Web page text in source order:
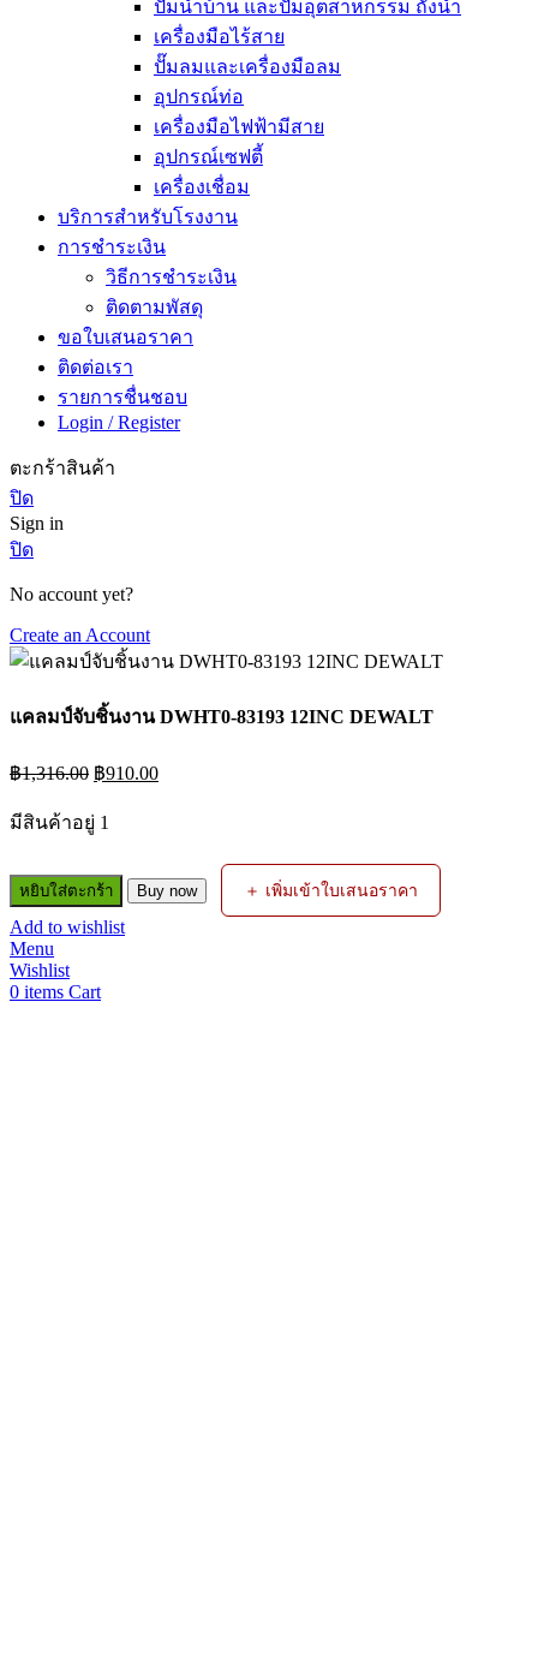
ปั๊มน้ำบ้าน และปั๊มอุตสาหกรรม ถังน้ำ
เครื่องมือไร้สาย
ปั๊มลมและเครื่องมือลม
อุปกรณ์ท่อ
เครื่องมือไฟฟ้ามีสาย
อุปกรณ์เซฟตี้
เครื่องเชื่อม
บริการสำหรับโรงงาน
การชำระเงิน
วิธีการชำระเงิน
ติดตามพัสดุ
ขอใบเสนอราคา
ติดต่อเรา
รายการชื่นชอบ
Login / Register
ตะกร้าสินค้า
ปิด
Sign in
ปิด
No account yet?
Create an Account
แคลมป์จับชิ้นงาน DWHT0-83193 12INC DEWALT
฿1,316.00 Original
price
was:
฿1,316.00.
฿910.00Current
price
มีสินค้าอยู่ 1
จำนวน
แค
ลมป์
จับ
ชิ้น
หยิบใส่ตะกร้า Buy now ＋ เพิ่มเข้าใบเสนอราคา
Add to wishlist
Menu
Wishlist
0 items Cart